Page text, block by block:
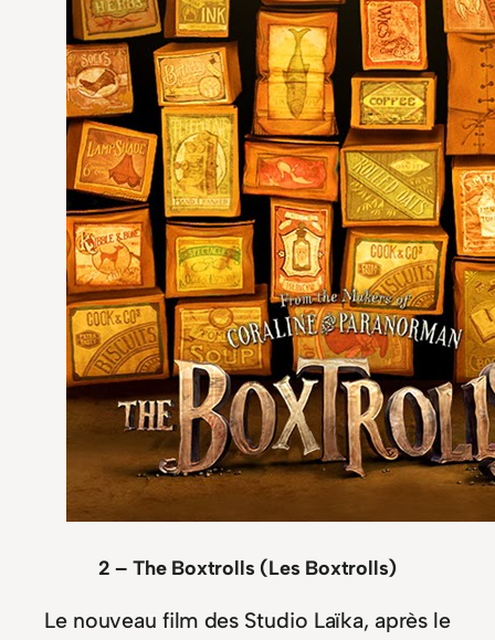
2 – The Boxtrolls (Les Boxtrolls)
Le nouveau film des Studio Laïka, après le